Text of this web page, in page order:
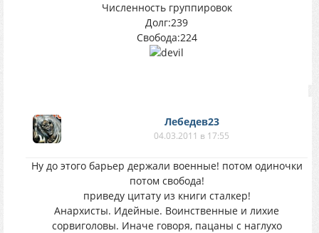
Численность группировок
Долг:239
Свобода:224
Лебедев23
04.03.2011 в 17:55
Ну до этого барьер держали военные! потом одиночки
потом свобода!
приведу цитату из книги сталкер!
Анархисты. Идейные. Воинственные и лихие
сорвиголовы. Иначе говоря, пацаны с наглухо